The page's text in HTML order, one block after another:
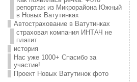
репортаж из Микрорайона Южный
в Новых Ватутинках
Автострахование в Ватутинках
страховая компания ИНТАЧ не
платит
история
Нас уже 1000+ Спасибо за
участие!
Проект Новых Ватутинок фото